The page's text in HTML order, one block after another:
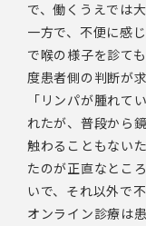
で、働くうえでは大
一方で、不便に感
で喉の様子を診て
度患者側の判断が
「リンパが腫れて
れたが、普段から
触わることもない
たのが正直なとこ
いで、それ以外で
オンライン診療は